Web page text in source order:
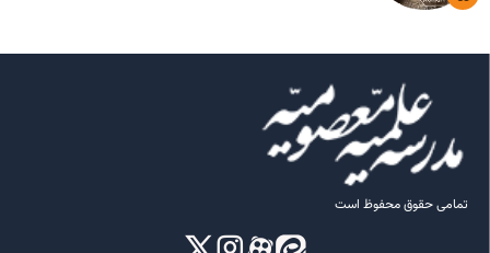
تمامی حقوق محفوظ است